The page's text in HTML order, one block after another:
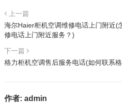
上一篇
海尔Haier柜机空调维修电话上门附近(
修电话上门附近服务？)
下一篇
格力柜机空调售后服务电话(如何联系
作者: admin